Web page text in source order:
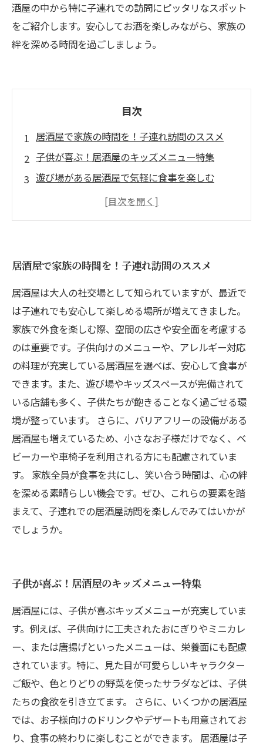
酒屋の中から特に子連れでの訪問にピッタリなスポット
をご紹介します。安心してお酒を楽しみながら、家族の
絆を深める時間を過ごしましょう。
目次
居酒屋で家族の時間を！子連れ訪問のススメ
子供が喜ぶ！居酒屋のキッズメニュー特集
遊び場がある居酒屋で気軽に食事を楽しむ
バリアフリーの居酒屋で安心して過ごす方法
世代を超えたコミュニケーションを育む居酒屋
おすすめ！子連れに優しい居酒屋の厳選スポッ
家族全員が笑顔に！居酒屋での楽しいひととき
を振り返る
居酒屋で家族の時間を！子連れ訪問のススメ
居酒屋は大人の社交場として知られていますが、最近で
は子連れでも安心して楽しめる場所が増えてきました。
家族で外食を楽しむ際、空間の広さや安全面を考慮する
のは重要です。子供向けのメニューや、アレルギー対応
の料理が充実している居酒屋を選べば、安心して食事が
できます。また、遊び場やキッズスペースが完備されて
いる店舗も多く、子供たちが飽きることなく過ごせる環
境が整っています。 さらに、バリアフリーの設備がある
居酒屋も増えているため、小さなお子様だけでなく、ベ
ビーカーや車椅子を利用される方にも配慮されていま
す。 家族全員が食事を共にし、笑い合う時間は、心の絆
を深める素晴らしい機会です。ぜひ、これらの要素を踏
まえて、子連れでの居酒屋訪問を楽しんでみてはいかが
でしょうか。
子供が喜ぶ！居酒屋のキッズメニュー特集
居酒屋には、子供が喜ぶキッズメニューが充実していま
す。例えば、子供向けに工夫されたおにぎりやミニカレ
ー、または唐揚げといったメニューは、栄養面にも配慮
されています。特に、見た目が可愛らしいキャラクター
ご飯や、色とりどりの野菜を使ったサラダなどは、子供
たちの食欲を引き立てます。 さらに、いくつかの居酒屋
では、お子様向けのドリンクやデザートも用意されてお
り、食事の終わりに楽しむことができます。 居酒屋は子